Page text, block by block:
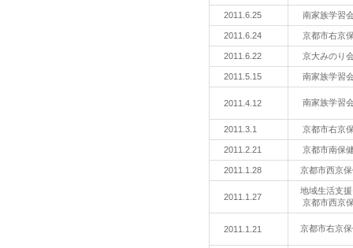
2011.6.25 南家族学習
2011.6.24 京都市右京
2011.6.22 京大みのり
2011.5.15 南家族学習
2011.4.12 南家族学習
2011.3.1 京都市右京
2011.2.21 京都市南保
2011.1.28 京都市西京
2011.1.27
地域生活支
京都市西京
2011.1.21 京都市右京